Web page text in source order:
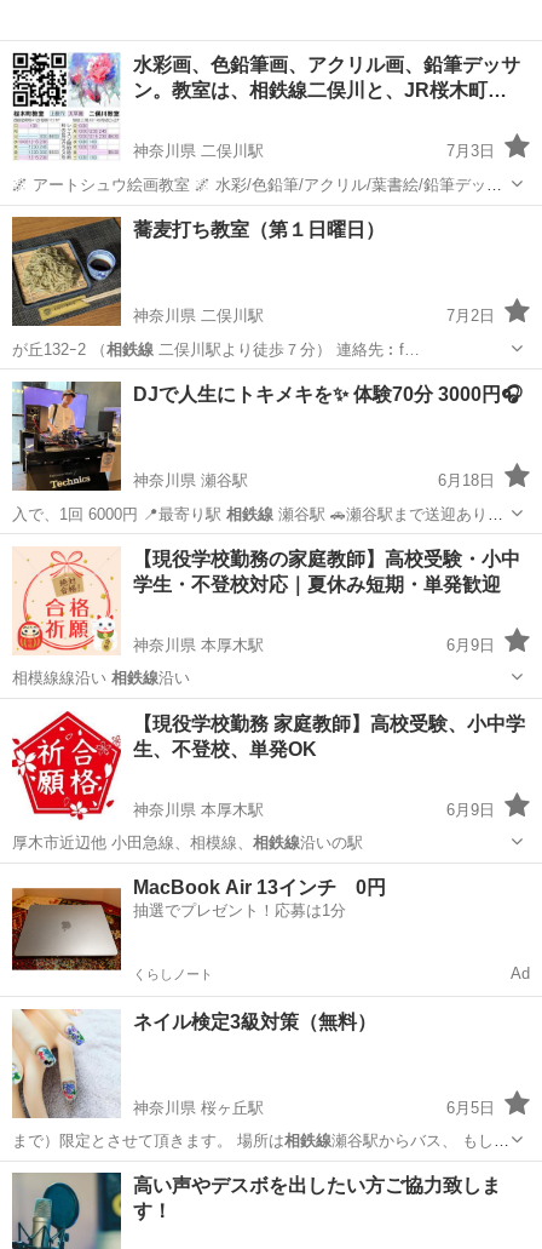
水彩画、色鉛筆画、アクリル画、鉛筆デッサ
ン。教室は、相鉄線二俣川と、JR桜木町…
神奈川県 二俣川駅
7月3日
🌌 アートシュウ絵画教室 🌌 水彩/色鉛筆/アクリル/葉書絵/鉛筆デッサ
ン 045-391-7933 080-9402-8157 横浜市西区花咲町4-12-6花咲ハイツ1F
横浜市旭区二俣川1-45第1尚功ビ...
神奈川 横浜市 二俣川駅 水彩画 鉛筆
蕎麦打ち教室（第１日曜日）
神奈川県 二俣川駅
7月2日
が丘132ｰ2 （相鉄線 二俣川駅より徒歩７分） 連絡先︰f…
神奈川 横浜市 二俣川駅 その他 蕎麦
DJで人生にトキメキを✨ 体験70分 3000円🎧
神奈川県 瀬谷駅
6月18日
入で、1回 6000円 📍最寄り駅 相鉄線瀬谷駅 🚗瀬谷駅まで送迎あり
🎧…
神奈川 横浜市 瀬谷駅 その他 相鉄線
【現役学校勤務の家庭教師】高校受験・小中
学生・不登校対応｜夏休み短期・単発歓迎
神奈川県 本厚木駅
6月9日
相模線線沿い 相鉄線沿い
神奈川 本厚木駅 家庭教師 夏休み
【現役学校勤務 家庭教師】高校受験、小中学
生、不登校、単発OK
神奈川県 本厚木駅
6月9日
厚木市近辺他 小田急線、相模線、 相鉄線沿いの駅
家庭教師 不登校
MacBook Air 13インチ 0円
抽選でプレゼント！応募は1分
くらしノート Ad
ネイル検定3級対策（無料）
神奈川県 桜ヶ丘駅
6月5日
まで）限定とさせて頂きます。 場所は相鉄線瀬谷駅からバス、 もしく
は小田急線桜ヶ…
神奈川 横浜市 桜ヶ丘駅 ネイル
高い声やデスボを出したい方ご協力致しま
す！